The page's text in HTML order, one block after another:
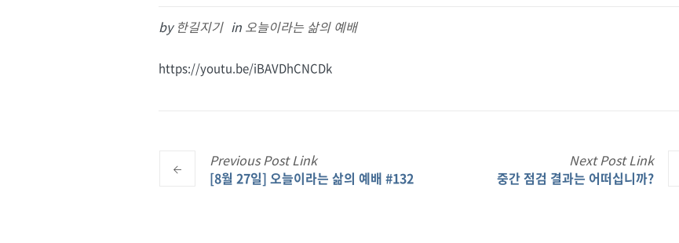
by 한길지기 in 오늘이라는 삶의 예배
https://youtu.be/iBAVDhCNCDk
PreviousPostLink
[8월 27일] 오늘이라는 삶의 예배 #132
NextPostLink
중간 점검 결과는 어떠십니까?